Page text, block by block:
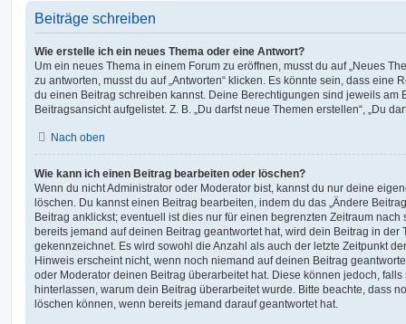
Beiträge schreiben
Wie erstelle ich ein neues Thema oder eine Antwort?
Um ein neues Thema in einem Forum zu eröffnen, musst du auf „Neues
zu antworten, musst du auf „Antworten“ klicken. Es könnte sein, dass eine
du einen Beitrag schreiben kannst. Deine Berechtigungen sind jeweils am
Beitragsansicht aufgelistet. Z. B. „Du darfst neue Themen erstellen“, „Du
Nach oben
Wie kann ich einen Beitrag bearbeiten oder löschen?
Wenn du nicht Administrator oder Moderator bist, kannst du nur deine
löschen. Du kannst einen Beitrag bearbeiten, indem du das „Ändere
Beitrag anklickst; eventuell ist dies nur für einen begrenzten Zeitraum
bereits jemand auf deinen Beitrag geantwortet hat, wird dein Beitrag in der
gekennzeichnet. Es wird sowohl die Anzahl als auch der letzte Zeitpunkt
Hinweis erscheint nicht, wenn noch niemand auf deinen Beitrag
oder Moderator deinen Beitrag überarbeitet hat. Diese können jedoch,
hinterlassen, warum dein Beitrag überarbeitet wurde. Bitte beachte, dass
löschen können, wenn bereits jemand darauf geantwortet hat.